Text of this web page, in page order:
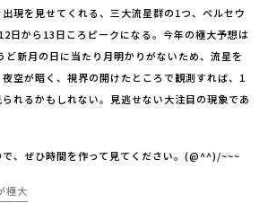
現を見せてくれる、三大流星群の1つ、ペルセウ
日から13日ころピークになる。今年の極大予想は
ど新月の日に当たり月明かりがないため、流星を
空が暗く、視界の開けたところで観測すれば、1
れるかもしれない。見逃せない大注目の現象であ
、ぜひ時間を作って見てください。(@^^)/~~~